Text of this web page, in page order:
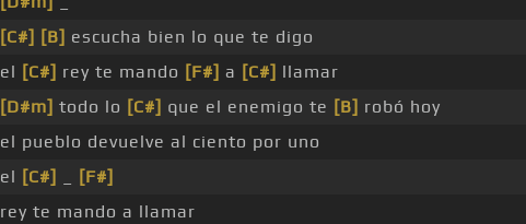
[C#] [B] escucha bien lo que te digo
el [C#] rey te mando [F#] a [C#] llamar
[D#m] todo lo [C#] que el enemigo te [B] robó hoy
el pueblo devuelve al ciento por uno
el [C#]
[F#]
rey te mando a llamar